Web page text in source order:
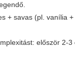
+ savas (pl. vanília
először 2-3